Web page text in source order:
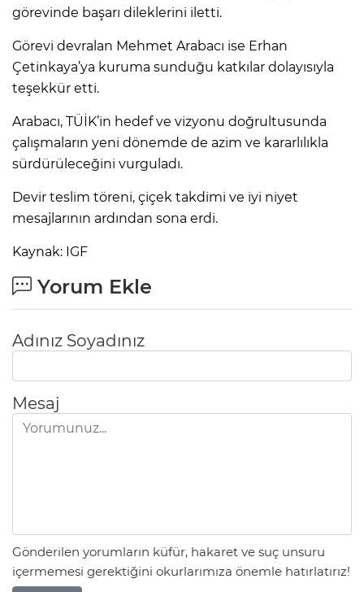
görevinde başarı dileklerini iletti.
Görevi devralan Mehmet Arabacı ise Erhan
Çetinkaya’ya kuruma sunduğu katkılar dolayısıyla
teşekkür etti.
Arabacı, TÜİK’in hedef ve vizyonu doğrultusunda
çalışmaların yeni dönemde de azim ve kararlılıkla
sürdürüleceğini vurguladı.
Devir teslim töreni, çiçek takdimi ve iyi niyet
mesajlarının ardından sona erdi.
Kaynak: IGF
Yorum Ekle
Adınız Soyadınız
Mesaj
Gönderilen yorumların küfür, hakaret ve suç unsuru
içermemesi gerektiğini okurlarımıza önemle hatırlatırız!